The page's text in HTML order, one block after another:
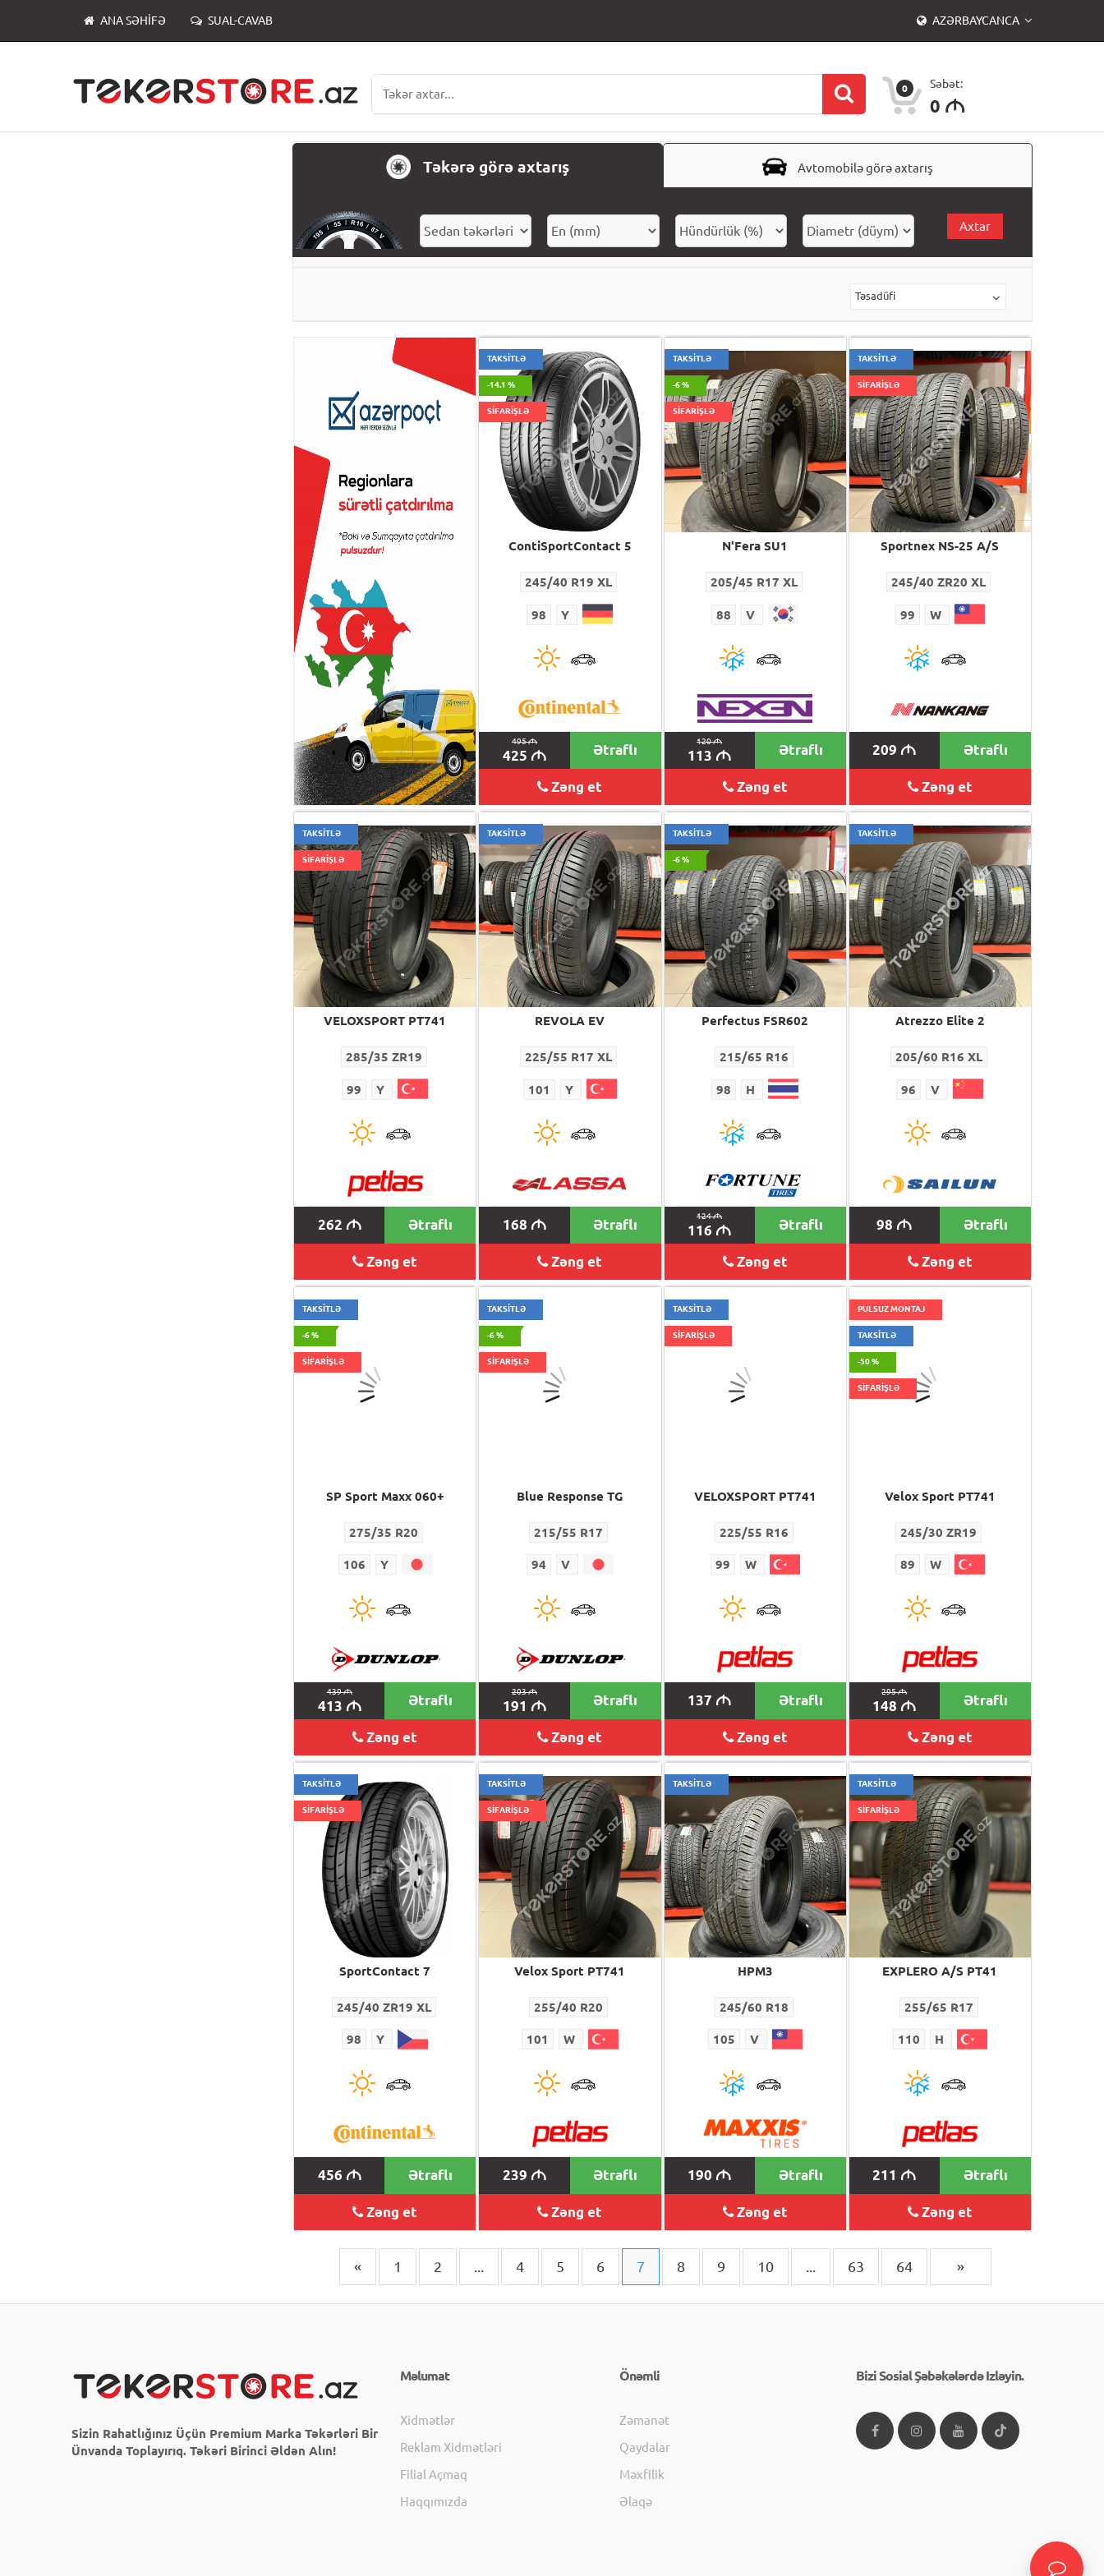
ANA SƏHIFƏ SUAL-CAVAB AZƏRBAYCANCA
0 Səbət:
0 M
Təkərə görə axtarış Avtomobilə görə axtarış
Axtar
Təsadüfi
ContiSportContact 5
245/40 R19 XL
98
495 M
425M
TAKSİTLƏ
-14.1 %
SİFARİŞLƏ
ContiSportContact 5
245/40 R19 XL
98 Y
495M
425 M Ətraflı
Zəng et
TAKSİTLƏ
-6 %
SİFARİŞLƏ
N'Fera SU1
205/45 R17 XL
88 V
120M
113 M Ətraflı
Zəng et
TAKSİTLƏ
SİFARİŞLƏ
Sportnex NS-25 A/S
245/40 ZR20 XL
99 W
209 M Ətraflı
Zəng et
TAKSİTLƏ
SİFARİŞLƏ
VELOXSPORT PT741
285/35 ZR19
99 Y
262 M Ətraflı
Zəng et
TAKSİTLƏ
REVOLA EV
225/55 R17 XL
101 Y
168 M Ətraflı
Zəng et
TAKSİTLƏ
-6 %
Perfectus FSR602
215/65 R16
98 H
124M
116 M Ətraflı
Zəng et
TAKSİTLƏ
Atrezzo Elite 2
205/60 R16 XL
96 V
98 M Ətraflı
Zəng et
TAKSİTLƏ
-6 %
SİFARİŞLƏ
SP Sport Maxx 060+
275/35 R20
106 Y
439M
413 M Ətraflı
Zəng et
TAKSİTLƏ
-6 %
SİFARİŞLƏ
Blue Response TG
215/55 R17
94 V
203M
191 M Ətraflı
Zəng et
TAKSİTLƏ
SİFARİŞLƏ
VELOXSPORT PT741
225/55 R16
99 W
137 M Ətraflı
Zəng et
PULSUZ MONTAJ
TAKSİTLƏ
-50 %
SİFARİŞLƏ
Velox Sport PT741
245/30 ZR19
89 W
295M
148 M Ətraflı
Zəng et
TAKSİTLƏ
SİFARİŞLƏ
SportContact 7
245/40 ZR19 XL
98 Y
456 M Ətraflı
Zəng et
TAKSİTLƏ
SİFARİŞLƏ
Velox Sport PT741
255/40 R20
101 W
239 M Ətraflı
Zəng et
TAKSİTLƏ
HPM3
245/60 R18
105 V
190 M Ətraflı
Zəng et
TAKSİTLƏ
SİFARİŞLƏ
EXPLERO A/S PT41
255/65 R17
110 H
211 M Ətraflı
Zəng et
« 1 2 4 5 6 7 8 9 10 63 64 »
Sizin Rahatlığınız Üçün Premium Marka Təkərləri Bir
Ünvanda Toplayırıq. Təkəri Birinci Əldən Alın!
Məlumat
Xidmətlər
Reklam Xidmətləri
Filial Açmaq
Haqqımızda
Önəmli
Zəmanət
Qaydalar
Məxfilik
Əlaqə
Bizi Sosial Şəbəkələrdə Izləyin.